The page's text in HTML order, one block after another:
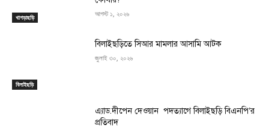
খাগড়াছড়ি আগস্ট ১, ২০২৬
বিলাইছড়ি
বিলাইছড়িতে সিআর মামলার আসামি আটক
জুলাই ৩০, ২০২৬
এ্যাড.দীপেন দেওয়ান পদত্যাগে বিলাইছড়ি বিএনপি’র
প্রতিবাদ